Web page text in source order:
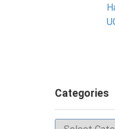
Categories
Categories